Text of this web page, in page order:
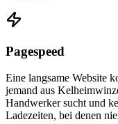
Pagespeed
Eine langsame Website
jemand aus
Handwerker sucht und
Ladezeiten, bei denen